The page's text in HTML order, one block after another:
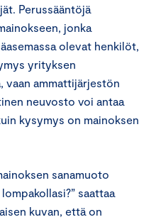
Perussääntöjä
jonka
olevat henkilöt,
yrityksen
vaan ammattijärjestön
neuvosto voi antaa
kysymys on mainoksen
sanamuoto
saattaa
kuvan, että on